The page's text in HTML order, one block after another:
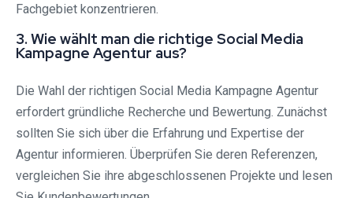
Fachgebiet konzentrieren.
3. Wie wählt man die richtige Social Media
Kampagne Agentur aus?
Die Wahl der richtigen Social Media Kampagne Agentur
erfordert gründliche Recherche und Bewertung. Zunächst
sollten Sie sich über die Erfahrung und Expertise der
Agentur informieren. Überprüfen Sie deren Referenzen,
vergleichen Sie ihre abgeschlossenen Projekte und lesen